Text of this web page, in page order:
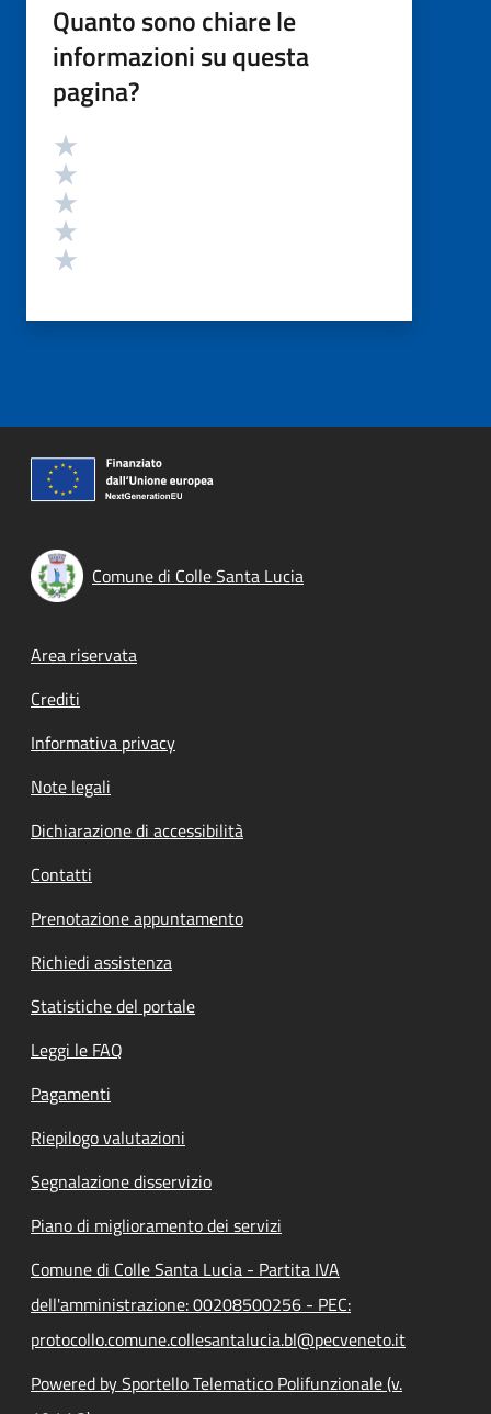
Quanto sono chiare le
informazioni su questa
pagina?
Valutazione
Comune di Colle Santa Lucia
Footer menu
Area riservata
Crediti
Informativa privacy
Note legali
Dichiarazione di accessibilità
Contatti
Prenotazione appuntamento
Richiedi assistenza
Statistiche del portale
Leggi le FAQ
Pagamenti
Riepilogo valutazioni
Segnalazione disservizio
Piano di miglioramento dei servizi
Comune di Colle Santa Lucia - Partita IVA
dell'amministrazione: 00208500256 - PEC:
protocollo.comune.collesantalucia.bl@pecveneto.it
Powered by Sportello Telematico Polifunzionale (v.